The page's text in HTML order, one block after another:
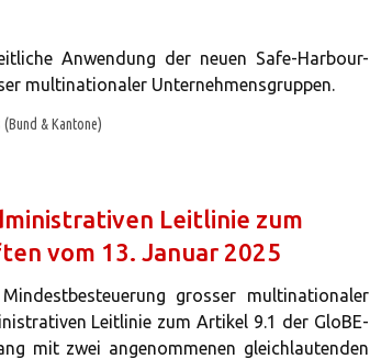
Anwendung der neuen Safe-Harbour-
multinationaler Unternehmensgruppen.
(Bund & Kantone)
Leitlinie zum
vom 13. Januar 2025
grosser multinationaler
Leitlinie zum Artikel 9.1 der GloBE-
mit zwei angenommenen gleichlautenden